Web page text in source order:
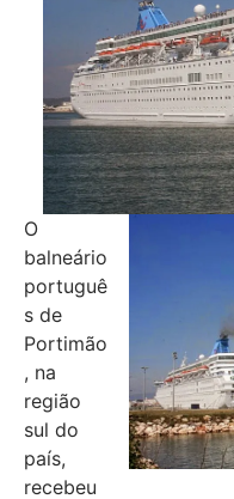
O
balneário
portuguê
s de
Portimão
, na
região
sul do
país,
recebeu